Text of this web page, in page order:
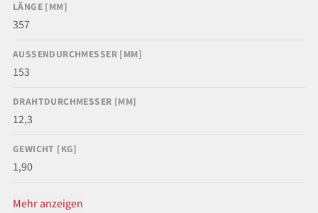
LÄNGE [MM]
357
AUSSENDURCHMESSER [MM]
153
DRAHTDURCHMESSER [MM]
12,3
GEWICHT [KG]
1,90
Mehr anzeigen